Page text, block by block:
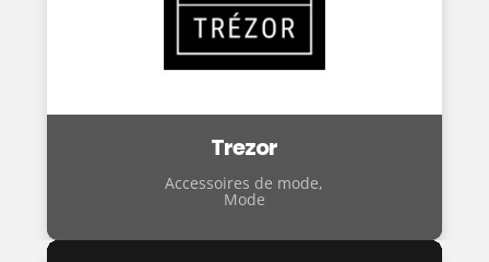
Trezor
Accessoires de mode,
Mode